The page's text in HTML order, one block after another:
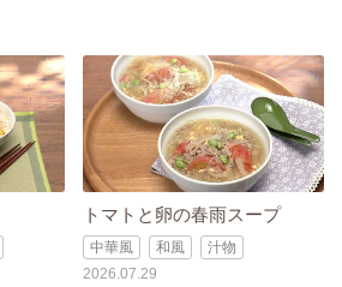
トマトと卵の春雨スープ
中華風 和風
汁物
2026.07.29